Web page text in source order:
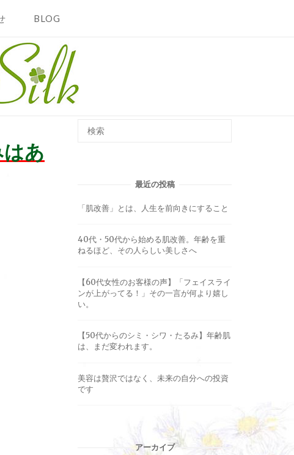
BLOG
あ
最近の投稿
「肌改善」とは、人生を前向きにすること
40代・50代から始める肌改善。年齢を重
ねるほど、その人らしい美しさへ
【60代女性のお客様の声】「フェイスライ
ンが上がってる！」その一言が何より嬉し
い。
【50代からのシミ・シワ・たるみ】年齢肌
は、まだ変われます。
美容は贅沢ではなく、未来の自分への投資
です
アーカイブ